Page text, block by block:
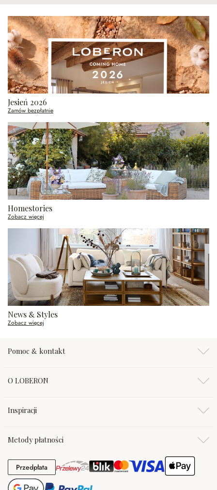
Jesień 2026
Zamów bezpłatnie
Homestories
Zobacz więcej
News & Styles
Zobacz więcej
Pomoc & kontakt
O LOBERON
Inspiracji
Metody płatności
PrzedpłataPrzedpłata